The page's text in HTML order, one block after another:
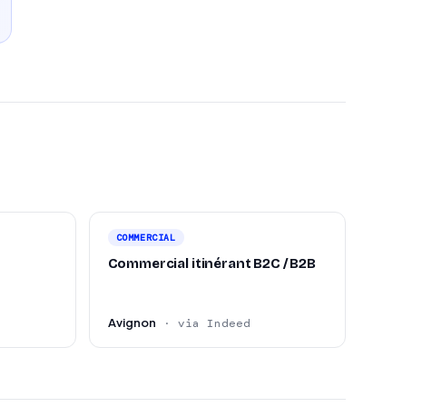
COMMERCIAL
Commercial itinérant B2C / B2B
Avignon · via Indeed